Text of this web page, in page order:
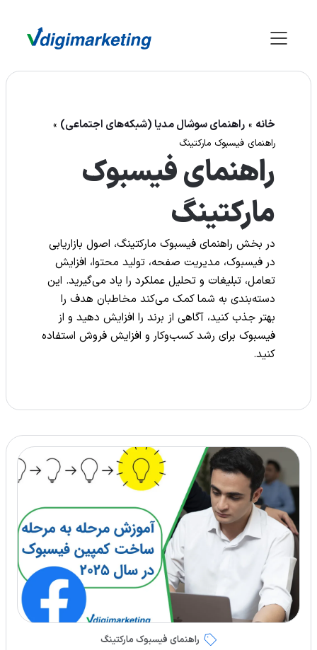
خانه » راهنمای سوشال مدیا (شبکه‌های اجتماعی) »
راهنمای فیسبوک مارکتینگ
راهنمای فیسبوک
مارکتینگ
در بخش راهنمای فیسبوک مارکتینگ، اصول بازاریابی
در فیسبوک، مدیریت صفحه، تولید محتوا، افزایش
تعامل، تبلیغات و تحلیل عملکرد را یاد می‌گیرید. این
دسته‌بندی به شما کمک می‌کند مخاطبان هدف را
بهتر جذب کنید، آگاهی از برند را افزایش دهید و از
فیسبوک برای رشد کسب‌وکار و افزایش فروش استفاده
کنید.
راهنمای فیسبوک مارکتینگ